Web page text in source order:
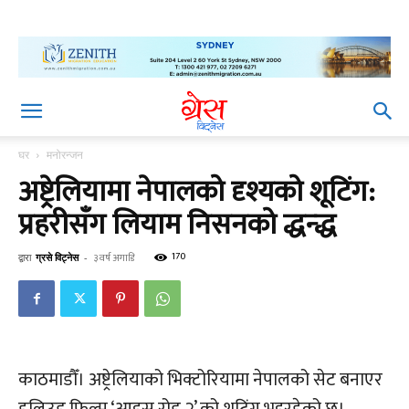
घर मनोरन्जन
अष्ट्रेलियामा नेपालको दृश्यको शूटिंग:
प्रहरीसँग लियाम निसनको द्धन्द्ध
द्वारा ग्रसे विट्नेस - ३ वर्ष अगाडि 170
काठमाडौँ। अष्ट्रेलियाको भिक्टोरियामा नेपालको सेट बनाएर